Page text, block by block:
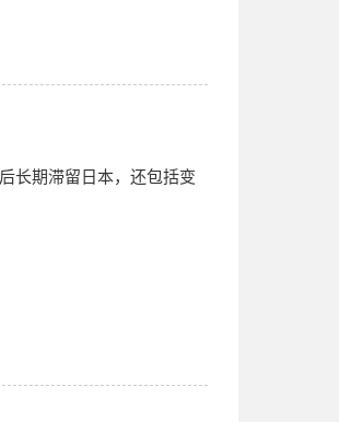
长期滞留日本，还包括变